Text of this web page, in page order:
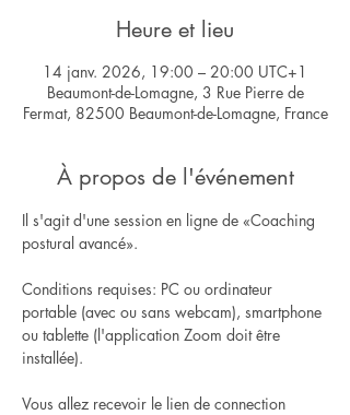
Heure et lieu
14 janv. 2026, 19:00 – 20:00 UTC+1
Beaumont-de-Lomagne, 3 Rue Pierre de
Fermat, 82500 Beaumont-de-Lomagne, France
À propos de l'événement
Il s'agit d'une session en ligne de «Coaching
postural avancé».
Conditions requises: PC ou ordinateur
portable (avec ou sans webcam), smartphone
ou tablette (l'application Zoom doit être
installée).
Vous allez recevoir le lien de connection